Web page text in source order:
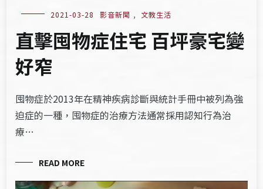
2021-03-28 影音新聞 , 文教生活
直擊囤物症住宅 百坪豪宅變
好窄
囤物症於2013年在精神疾病診斷與統計手冊中被列為強
迫症的一種，囤物症的治療方法通常採用認知行為治
療…
READ MORE